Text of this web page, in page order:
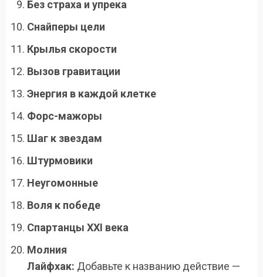
Без страха и упрека
Снайперы цели
Крылья скорости
Вызов гравитации
Энергия в каждой клетке
Форс-мажоры
Шаг к звездам
Штурмовики
Неугомонные
Воля к победе
Спартанцы XXI века
Молния
Лайфхак: Добавьте к названию действие —